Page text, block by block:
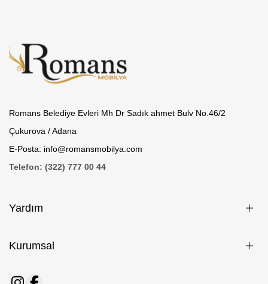
Romans Belediye Evleri Mh Dr Sadık ahmet Bulv No.46/2
Çukurova / Adana
E-Posta: info@romansmobilya.com
Telefon: (322) 777 00 44
Yardım
Kurumsal